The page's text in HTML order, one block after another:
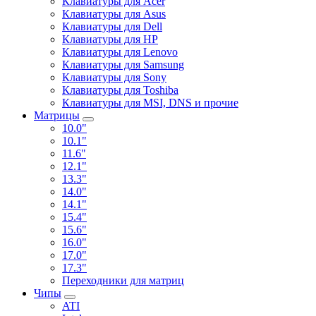
Клавиатуры для Asus
Клавиатуры для Dell
Клавиатуры для HP
Клавиатуры для Lenovo
Клавиатуры для Samsung
Клавиатуры для Sony
Клавиатуры для Toshiba
Клавиатуры для MSI, DNS и прочие
Матрицы
10.0"
10.1"
11.6"
12.1"
13.3"
14.0"
14.1"
15.4"
15.6"
16.0"
17.0"
17.3"
Переходники для матриц
Чипы
ATI